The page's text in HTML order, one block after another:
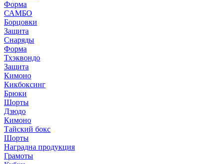
Форма
САМБО
Борцовки
Защита
Снаряды
Форма
Тхэквондо
Защита
Кимоно
Кикбоксинг
Брюки
Шорты
Дзюдо
Кимоно
Тайский бокс
Шорты
Наградна продукция
Грамоты